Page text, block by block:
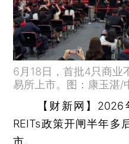
6月18日，首批4只商业
易所上市。图：康玉湛/
【财新网】 2026
REITs政策开闸半年多
市。